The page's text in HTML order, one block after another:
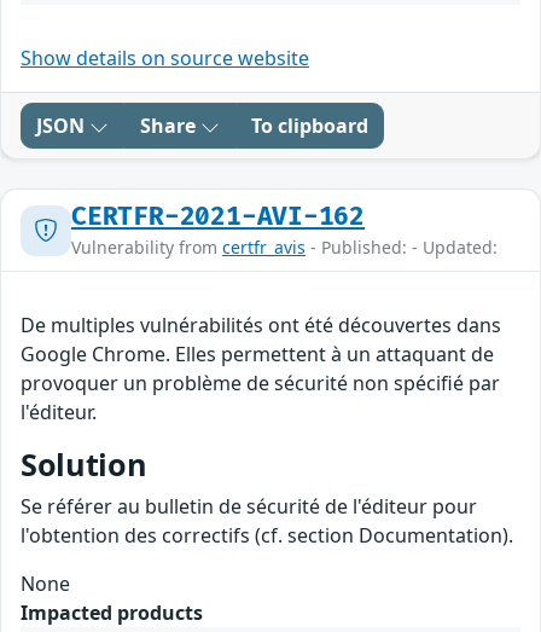
Show details on source website
JSON Share To clipboard
CERTFR-2021-AVI-162
Vulnerability from certfr_avis - Published: - Updated:
De multiples vulnérabilités ont été découvertes dans
Google Chrome. Elles permettent à un attaquant de
provoquer un problème de sécurité non spécifié par
l'éditeur.
Solution
Se référer au bulletin de sécurité de l'éditeur pour
l'obtention des correctifs (cf. section Documentation).
None
Impacted products